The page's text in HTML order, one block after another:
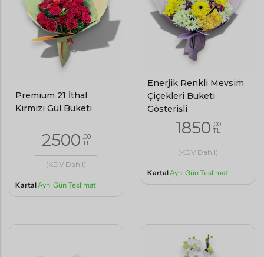
Premium 21 İthal
Kırmızı Gül Buketi
2500 ,00
TL
(KDV Dahil)
KartalAynı Gün Teslimat
Enerjik Renkli Mevsim
Çiçekleri Buketi
Gösterişli
1850 ,00
TL
(KDV Dahil)
Kartal Aynı Gün Teslimat